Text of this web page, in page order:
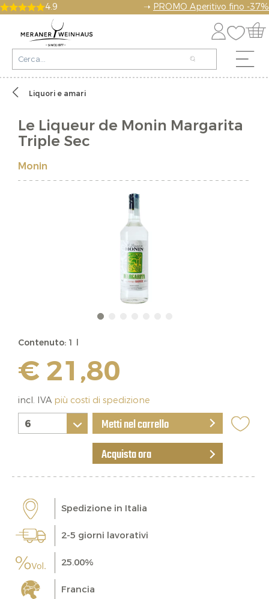
4.9 ➝ PROMO Aperitivo fino -37%
Liquori e amari
Le Liqueur de Monin Margarita
Triple Sec
Monin
Contenuto: 1 l
€ 21,80
incl. IVA più costi di spedizione
Metti nel carrello
Acquista ora
Spedizione in Italia
2-5 giorni lavorativi
25.00%
Francia